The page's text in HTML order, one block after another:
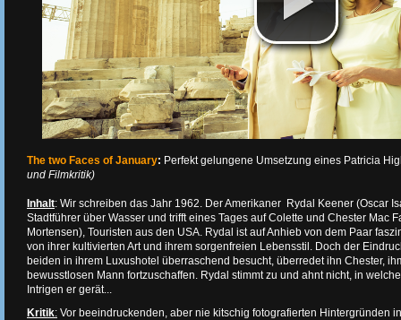
The two Faces of January: Perfekt gelungene Umsetzung eines Patricia
und Filmkritik)
Inhalt: Wir schreiben das Jahr 1962. Der Amerikaner Rydal Keener (Oscar
Stadtführer über Wasser und trifft eines Tages auf Colette und Chester Mac
Mortensen), Touristen aus den USA. Rydal ist auf Anhieb von dem Paar
von ihrer kultivierten Art und ihrem sorgenfreien Lebensstil. Doch der
beiden in ihrem Luxushotel überraschend besucht, überredet ihn Chester,
bewusstlosen Mann fortzuschaffen. Rydal stimmt zu und ahnt nicht, in
Intrigen er gerät...
Kritik: Vor beeindruckenden, aber nie kitschig fotografierten Hintergründen